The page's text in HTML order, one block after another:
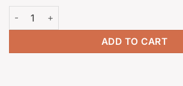
Keycap Gấu Dâu, MDA profile PBT quantity
ADD TO CART